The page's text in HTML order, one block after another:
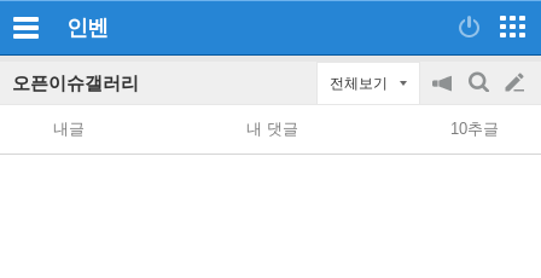
인벤
오픈이슈갤러리 전체보기
공
지
on/off
검
색
글
쓰
내글 내 댓글 10추글